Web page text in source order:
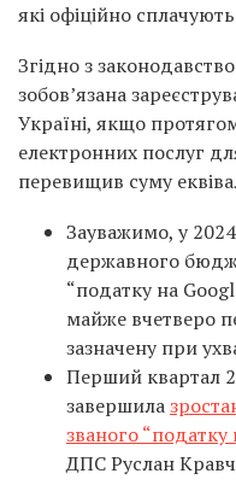
які офіційно
Згідно з
зобов’язана
Україні, якщо
електронних послуг
перевищив суму
Зауважимо, у
державного
“податку на
майже вчетверо
зазначену при
Перший квартал
завершила
званого “податку
ДПС Руслан